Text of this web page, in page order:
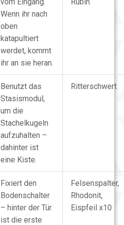
Wenn ihr nach
oben
katapultiert
werdet, kommt
ihr an sie heran.
Benutzt das
Stasismodul,
um die
Stachelkugeln
aufzuhalten –
dahinter ist
eine Kiste.
Ritterschwert
Fixiert den
Bodenschalter
– hinter der Tür
ist die erste
Felsenspalter,
Rhodonit,
Eispfeil x10